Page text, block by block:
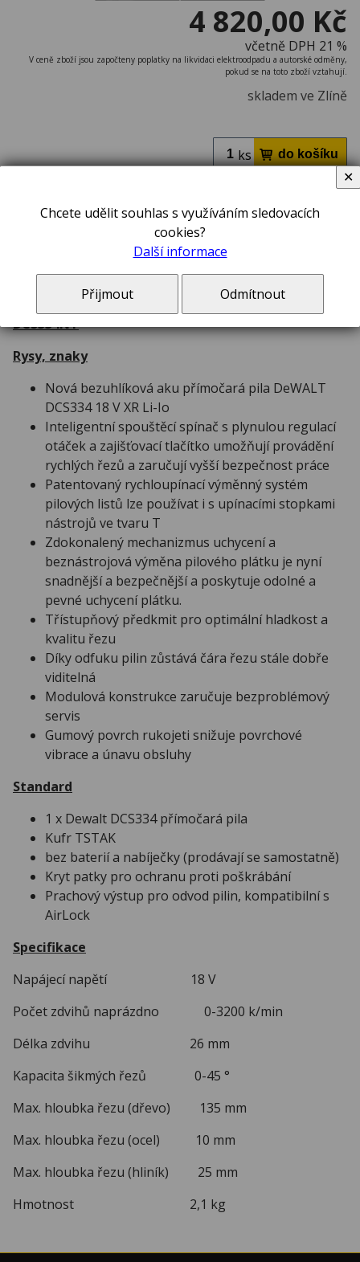
4 820,00 Kč
včetně DPH 21 %
V ceně zboží jsou započteny poplatky na likvidaci elektroodpadu a autorské odměny,
pokud se na toto zboží vztahují.
skladem ve Zlíně
ks
Pila přímočará aku, bez aku 18 V
Popis
Pila přímočará aku, bez aku 18 V DeWALT® -
DCS334NT
Rysy, znaky
Nová bezuhlíková aku přímočará pila DeWALT
DCS334 18 V XR Li-Io
Inteligentní spouštěcí spínač s plynulou regulací
otáček a zajišťovací tlačítko umožňují provádění
rychlých řezů a zaručují vyšší bezpečnost práce
Patentovaný rychloupínací výměnný systém
pilových listů lze používat i s upínacími stopkami
nástrojů ve tvaru T
Zdokonalený mechanizmus uchycení a
beznástrojová výměna pilového plátku je nyní
snadnější a bezpečnější a poskytuje odolné a
pevné uchycení plátku.
Třístupňový předkmit pro optimální hladkost a
kvalitu řezu
Díky odfuku pilin zůstává čára řezu stále dobře
viditelná
Modulová konstrukce zaručuje bezproblémový
servis
Gumový povrch rukojeti snižuje povrchové
vibrace a únavu obsluhy
Standard
1 x Dewalt DCS334 přímočará pila
Kufr TSTAK
bez baterií a nabíječky (prodávají se samostatně)
Kryt patky pro ochranu proti poškrábání
Prachový výstup pro odvod pilin, kompatibilní s
AirLock
Specifikace
Napájecí napětí 18 V
Počet zdvihů naprázdno 0-3200 k/min
Délka zdvihu 26 mm
Kapacita šikmých řezů 0-45 °
Max. hloubka řezu (dřevo) 135 mm
Max. hloubka řezu (ocel) 10 mm
Max. hloubka řezu (hliník) 25 mm
Hmotnost 2,1 kg
Chcete udělit souhlas s využíváním sledovacích
cookies?
Další informace
Přijmout Odmítnout
✕